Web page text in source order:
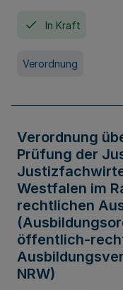
In Kraft
Verordnung
Verordnung
Prüfung der
Westfalen im
rechtlichen
öffentlich-
NRW)